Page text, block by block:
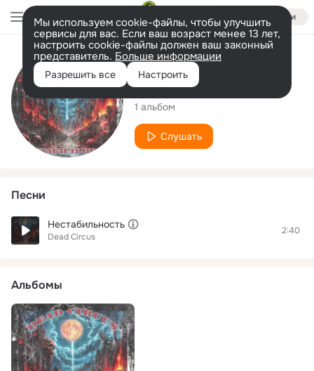
Войти
Мы используем cookie-файлы, чтобы улучшить
сервисы для вас. Если ваш возраст менее 13 лет,
настроить cookie-файлы должен ваш законный
представитель. Больше информации
Разрешить все Настроить
Исполнитель
Dead Circus
1 альбом
Слушать
Песни
Нестабильность
Dead Circus
2:40
Альбомы